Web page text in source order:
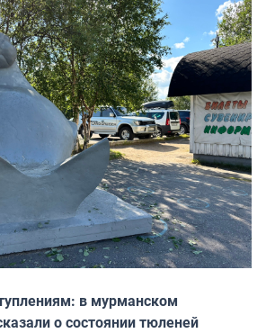
в мурманском
о состоянии тюленей